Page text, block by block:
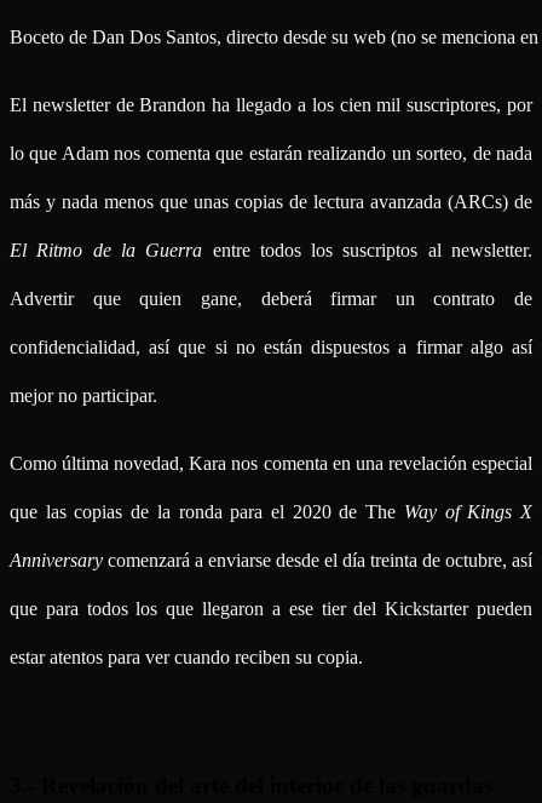
Boceto de Dan Dos Santos, directo desde su web (no se menciona
El newsletter de Brandon ha llegado a los cien mil suscriptores, por
lo que Adam nos comenta que estarán realizando un sorteo, de nada
más y nada menos que unas copias de lectura avanzada (ARCs) de
El Ritmo de la Guerra entre todos los suscriptos al newsletter.
Advertir que quien gane, deberá firmar un contrato de
confidencialidad, así que si no están dispuestos a firmar algo así
mejor no participar.
Como última novedad, Kara nos comenta en una revelación especial
que las copias de la ronda para el 2020 de The Way of Kings X
Anniversary comenzará a enviarse desde el día treinta de octubre, así
que para todos los que llegaron a ese tier del Kickstarter pueden
estar atentos para ver cuando reciben su copia.